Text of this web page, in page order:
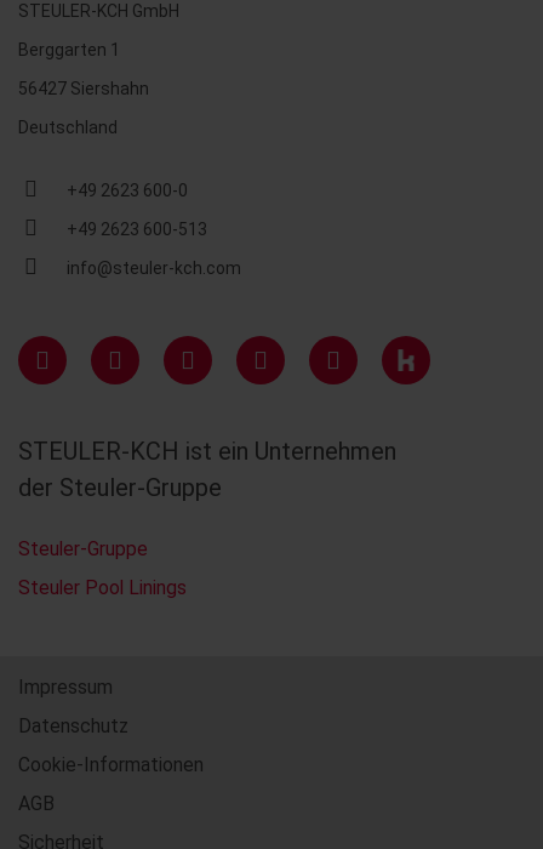
STEULER-KCH GmbH
Berggarten 1
56427 Siershahn
Deutschland
+49 2623 600-0
+49 2623 600-513
info@steuler-kch.com
STEULER-KCH ist ein Unternehmen
der Steuler-Gruppe
Steuler-Gruppe
Steuler Pool Linings
Impressum
Datenschutz
Cookie-Informationen
AGB
Sicherheit